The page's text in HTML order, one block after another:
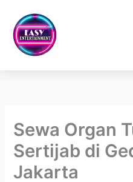
konten
Sewa Organ
Sertijab di
Jakarta